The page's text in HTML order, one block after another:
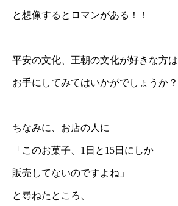
と想像するとロマンがある！！
平安の文化、王朝の文化が好きな方は
お手にしてみてはいかがでしょうか？
ちなみに、お店の人に
「このお菓子、1日と15日にしか
販売してないのですよね」
と尋ねたところ、